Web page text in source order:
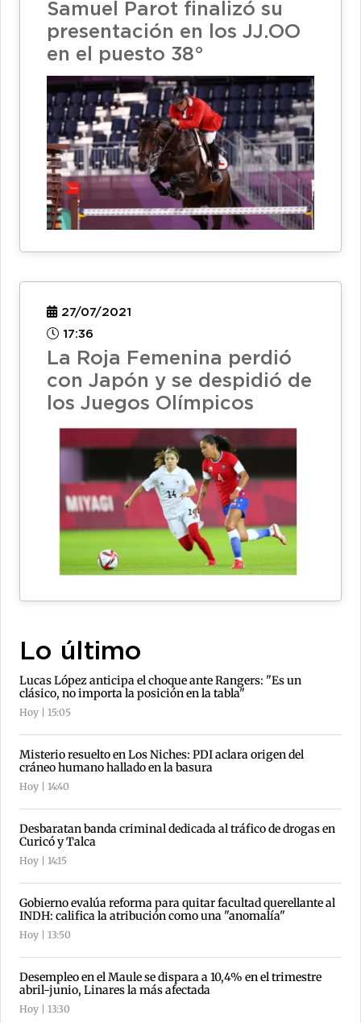
Samuel Parot finalizó su
presentación en los JJ.OO
en el puesto 38°
27/07/2021
17:36
La Roja Femenina perdió
con Japón y se despidió de
los Juegos Olímpicos
Lo último
Lucas López anticipa el choque ante Rangers: "Es un
clásico, no importa la posición en la tabla"
Hoy | 15:05
Misterio resuelto en Los Niches: PDI aclara origen del
cráneo humano hallado en la basura
Hoy | 14:40
Desbaratan banda criminal dedicada al tráfico de drogas en
Curicó y Talca
Hoy | 14:15
Gobierno evalúa reforma para quitar facultad querellante al
INDH: califica la atribución como una "anomalía"
Hoy | 13:50
Desempleo en el Maule se dispara a 10,4% en el trimestre
abril-junio, Linares la más afectada
Hoy | 13:30